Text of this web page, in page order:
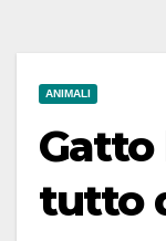
ANIMALI
Gatto
tutto